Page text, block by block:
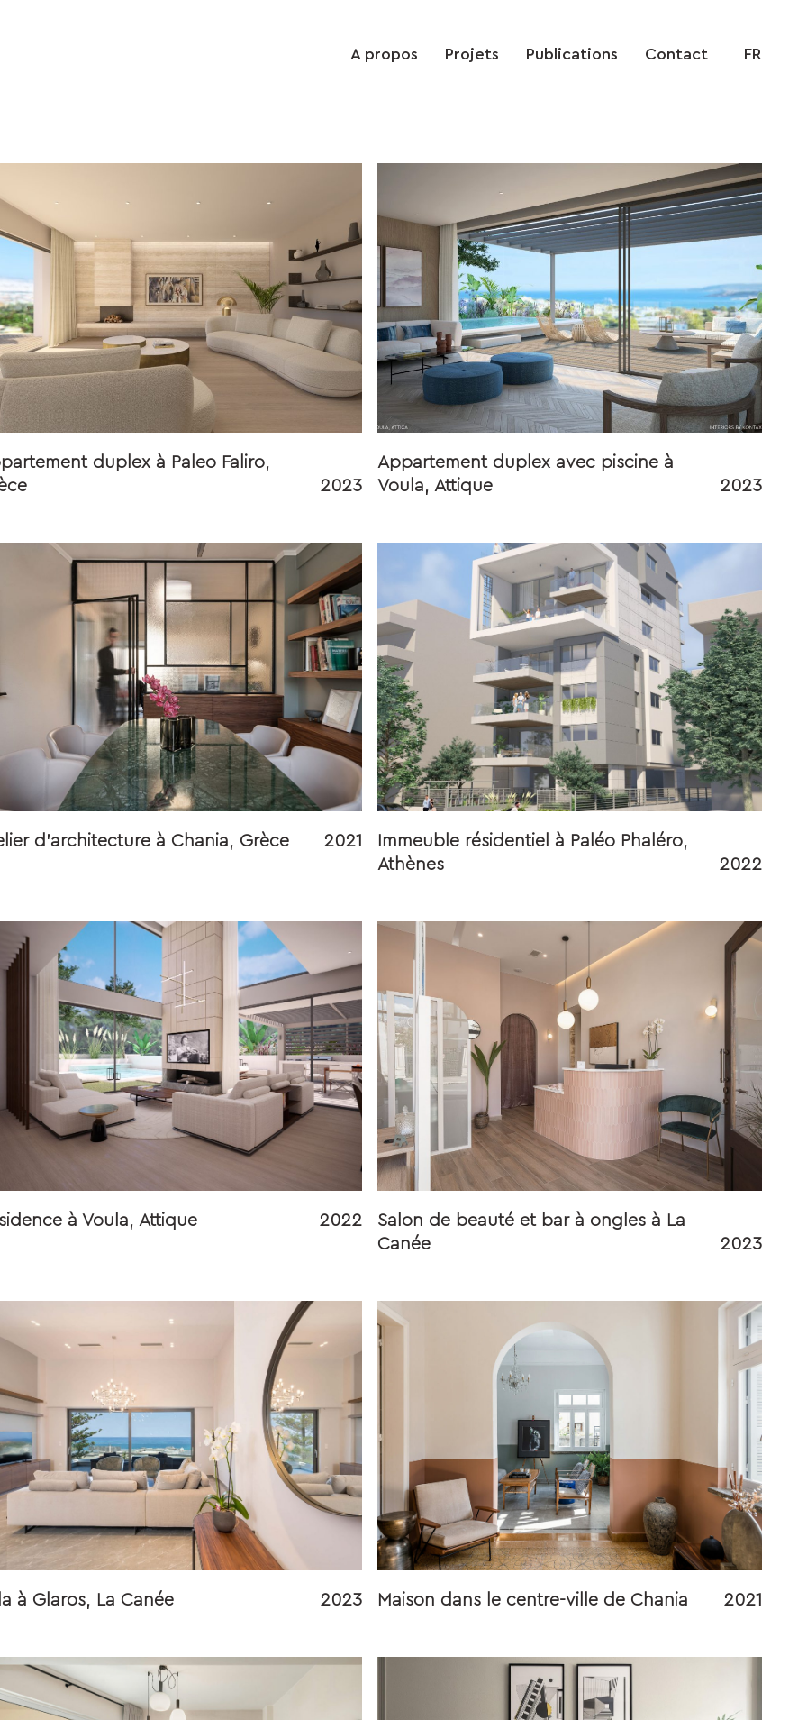
A propos Projets Publications Contact Français
FR
duplex à Paleo Faliro,
2023
Appartement duplex avec piscine à
Voula, Attique
2023
d’architecture à Chania, Grèce 2021
Immeuble résidentiel à Paléo Phaléro,
Athènes
2022
à Voula, Attique 2022
Salon de beauté et bar à ongles à La
Canée
2023
à Glaros, La Canée 2023 Maison dans le centre-ville de Chania 2021